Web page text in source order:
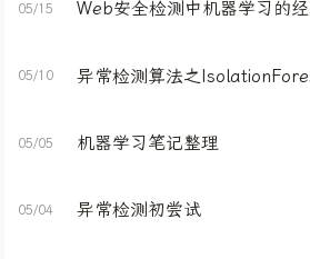
05/15 Web安全检测中机器学习的
05/10 异常检测算法之
05/05 机器学习笔记整理
05/04 异常检测初尝试